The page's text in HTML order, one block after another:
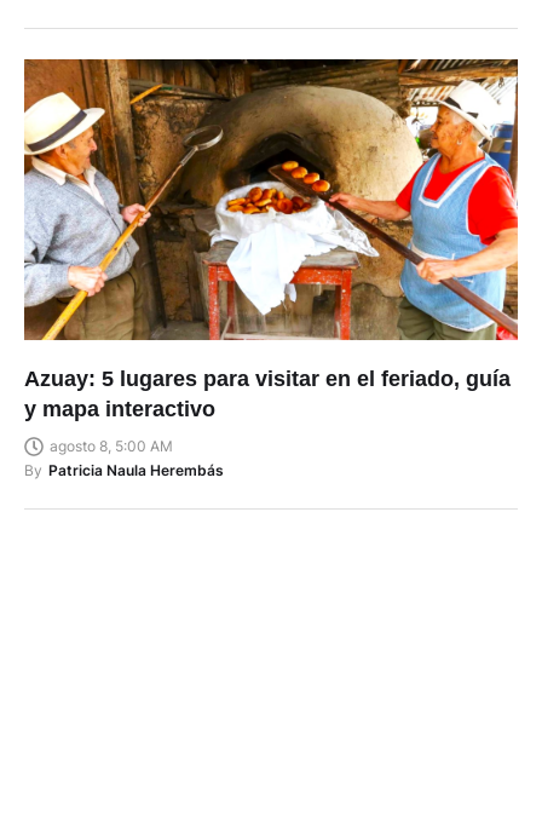
Azuay: 5 lugares para visitar en el feriado, guía
y mapa interactivo
agosto 8, 5:00 AM
By Patricia Naula Herembás